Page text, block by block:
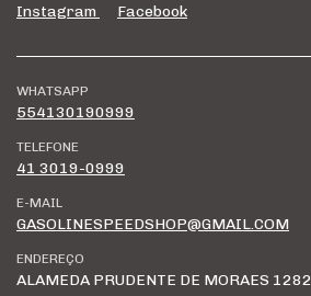
Instagram Facebook
WHATSAPP
554130190999
TELEFONE
41 3019-0999
E-MAIL
GASOLINESPEEDSHOP@GMAIL.COM
ENDEREÇO
ALAMEDA PRUDENTE DE MORAES 1282